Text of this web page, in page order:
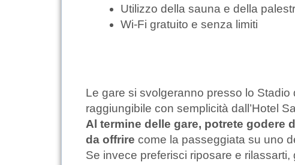
Utilizzo della sauna e della
Wi-Fi gratuito e senza limiti
Le gare si svolgeranno presso lo
raggiungibile con semplicità dall’Hotel
Al termine delle gare, potrete godere
da offrire come la passeggiata su uno
Se invece preferisci riposare e rilassarti,